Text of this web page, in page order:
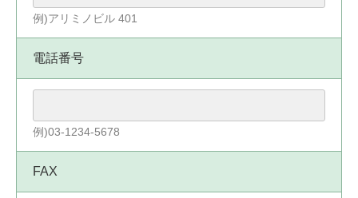
例)アリミノビル 401
電話番号
例)03-1234-5678
FAX